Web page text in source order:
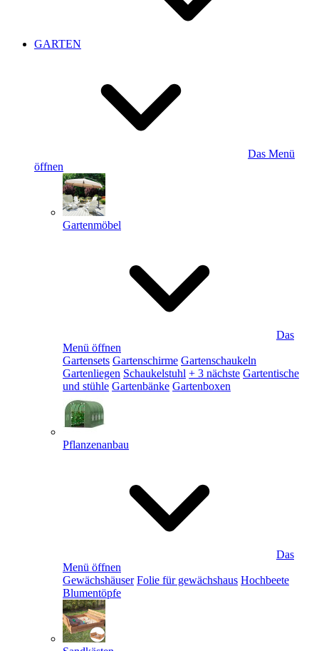
GARTEN
Das Menü
öffnen
Gartenmöbel
Das
Menü öffnen
Gartensets Gartenschirme Gartenschaukeln
Gartenliegen Schaukelstuhl + 3 nächste Gartentische
und stühle Gartenbänke Gartenboxen
Pflanzenanbau
Das
Menü öffnen
Gewächshäuser Folie für gewächshaus Hochbeete
Blumentöpfe